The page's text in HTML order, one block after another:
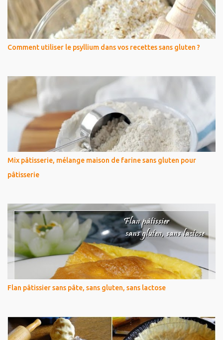
Comment utiliser le psyllium dans vos recettes sans gluten ?
Mix pâtisserie, mélange maison de farine sans gluten pour
pâtisserie
Flan pâtissier sans pâte, sans gluten, sans lactose